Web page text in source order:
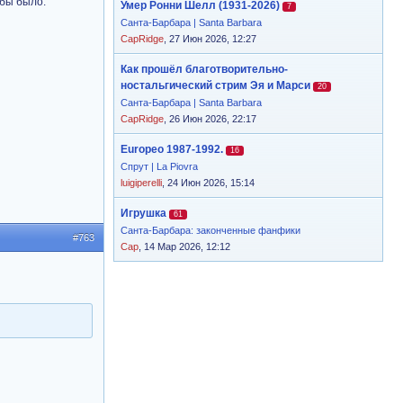
Умер Ронни Шелл (1931-2026) 7
Санта-Барбара | Santa Barbara
CapRidge , 27 Июн 2026, 12:27
Как прошёл благотворительно-
ностальгический стрим Эя и Марси
20
Санта-Барбара | Santa Barbara
CapRidge , 26 Июн 2026, 22:17
Europeo 1987-1992. 16
Спрут | La Piovra
luigiperelli , 24 Июн 2026, 15:14
Игрушка 61
Санта-Барбара: законченные фанфики
Cap , 14 Мар 2026, 12:12
#763